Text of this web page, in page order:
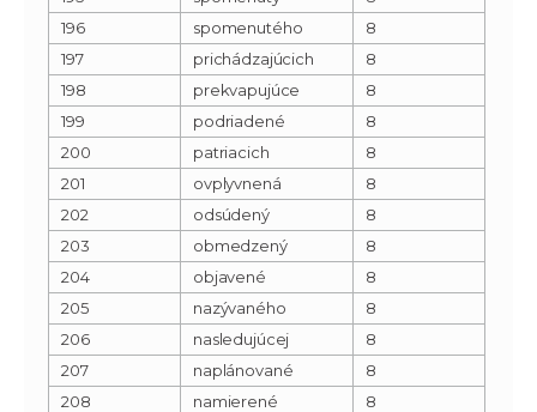
196
spomenutého
8
197
prichádzajúcich
8
198
prekvapujúce
8
199
podriadené
8
200
patriacich
8
201
ovplyvnená
8
202
odsúdený
8
203
obmedzený
8
204
objavené
8
205
nazývaného
8
206
nasledujúcej
8
207
naplánované
8
208
namierené
8